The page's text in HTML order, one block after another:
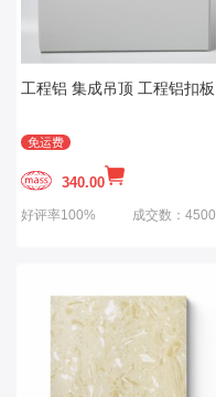
工程铝 集成吊顶 工程铝扣板
免运费
340.00
好评率100% 成交数：4500